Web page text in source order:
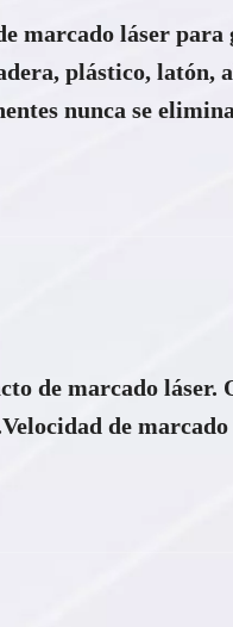
marcado láser
plástico, latón,
nunca se
de marcado
de